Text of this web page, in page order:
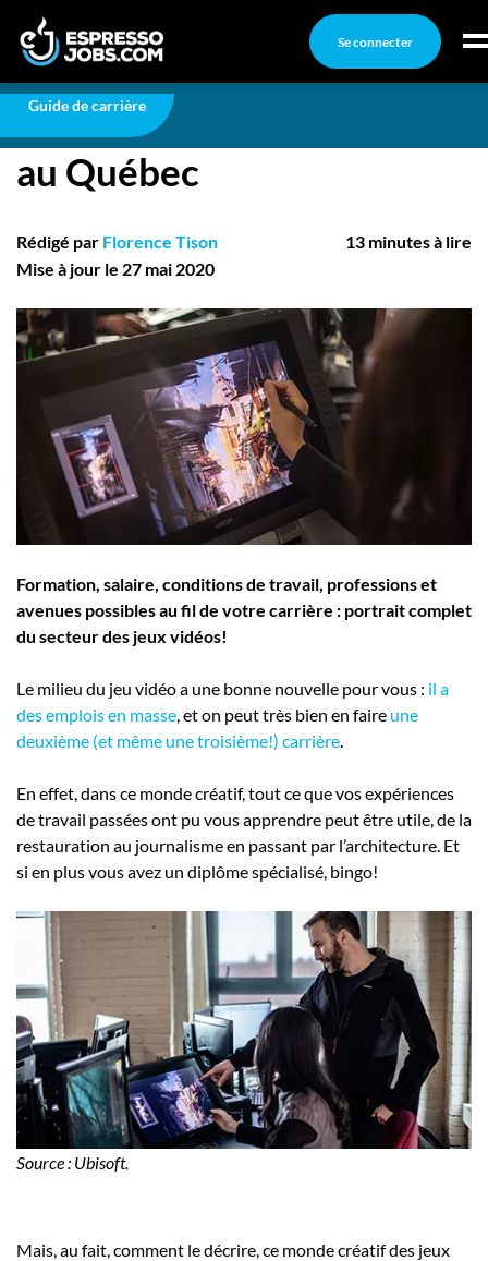
Se connecter
Connexion
Créez un compte
Recherchez un emploi
Compagnies
Ma boîte à outils
Conseils carrière
Nos chroniques
Inscrivez-vous à l'infolettre
Employeurs
Publiez une offre d'emploi
Guide de carrière
Carrière Une carrière en jeu vidéo au Québec
Une carrière en jeu vidéo
au Québec
Rédigé par Florence Tison
Mise à jour le 27 mai 2020
13 minutes à lire
Formation, salaire, conditions de travail, professions et
avenues possibles au fil de votre carrière : portrait complet
du secteur des jeux vidéos!
Le milieu du jeu vidéo a une bonne nouvelle pour vous : il a
des emplois en masse, et on peut très bien en faire une
deuxième (et même une troisième!) carrière.
En effet, dans ce monde créatif, tout ce que vos expériences
de travail passées ont pu vous apprendre peut être utile, de la
restauration au journalisme en passant par l’architecture. Et
si en plus vous avez un diplôme spécialisé, bingo!
Source : Ubisoft.
Mais, au fait, comment le décrire, ce monde créatif des jeux